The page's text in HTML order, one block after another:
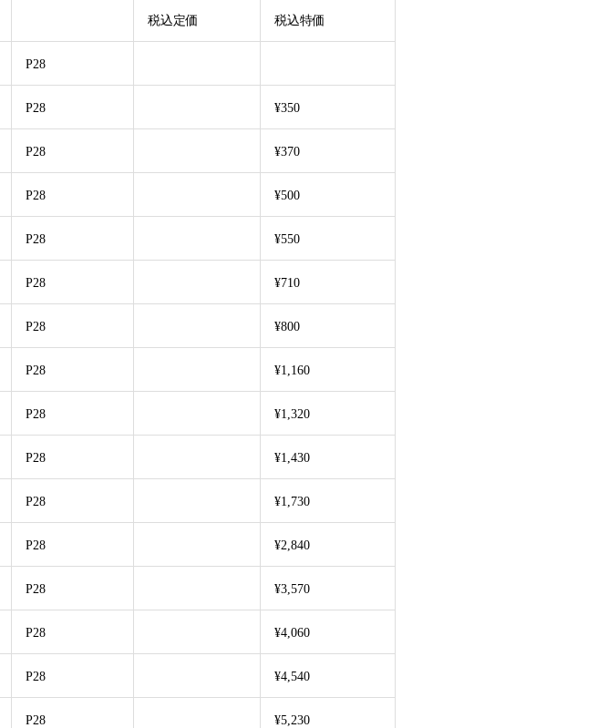
税込定価 税込特価
P28
P28 ¥350
P28 ¥370
P28 ¥500
P28 ¥550
P28 ¥710
P28 ¥800
P28 ¥1,160
P28 ¥1,320
P28 ¥1,430
P28 ¥1,730
P28 ¥2,840
P28 ¥3,570
P28 ¥4,060
P28 ¥4,540
P28 ¥5,230